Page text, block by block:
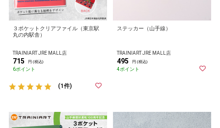
３ポケットクリアファイル（東京駅
丸の内駅舎）
TRAINIART JRE MALL店
715 円 (税込)
6ポイント
(1件)
ステッカー（山手線）
TRAINIART JRE MALL店
495 円 (税込)
4ポイント